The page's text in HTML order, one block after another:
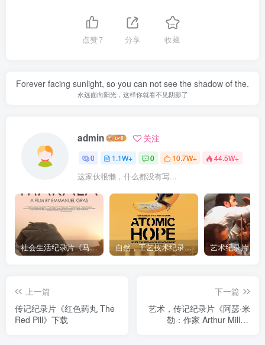
点赞7 分享 收藏
Forever facing sunlight, so you can not see the shadow of the.
永远面向阳光，这样你就看不见阴影了
admin 关注
0 1.1W+ 0 10.7W+ 44.5W+
这家伙很懒，什么都没有写...
社会生活纪录片《马加拉 Makala》下载 自然，工艺技术纪录片《原子能的希望 Atomic Hope – Inside the Pro-Nuclear Movement》下载
上一篇
传记纪录片《红色药丸 The
Red Pill》下载
下一篇
艺术，传记纪录片《阿瑟·米
勒：作家 Arthur Miller: